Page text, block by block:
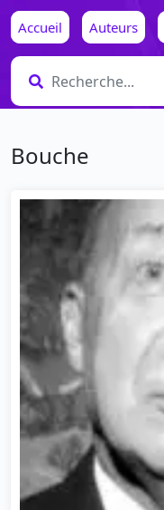
Accueil Auteurs
Bouche